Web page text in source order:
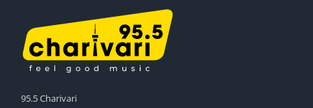
95.5 Charivari